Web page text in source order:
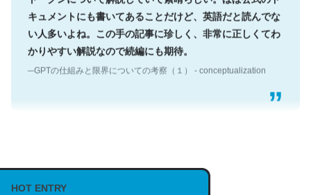
キュメントにも書いてあることだけど、英語だと読んでな
い人多いよね。この手の記事に珍しく、非常に正しくてわ
かりやすい解説なので続編にも期待。
─GPTの仕組みと限界についての考察（１） - conceptualization
説してる記事が少ないので貴重な良記事。/続編来た
https://isobe324649.hatenablog.com/entry/2023/03/27
HOT ENTRY